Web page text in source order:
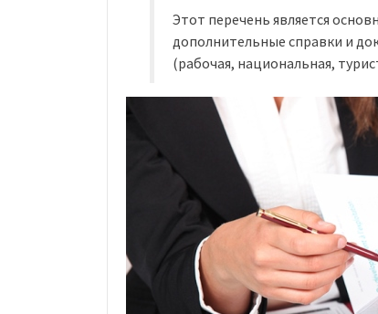
Этот перечень является
дополнительные справки и
(рабочая, национальная,